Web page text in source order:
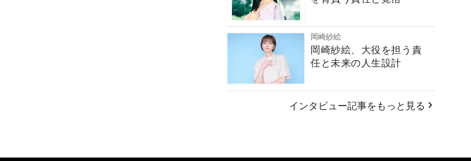
岡崎紗絵
岡崎紗絵、大役を担う責
任と未来の人生設計
インタビュー記事をもっと見る